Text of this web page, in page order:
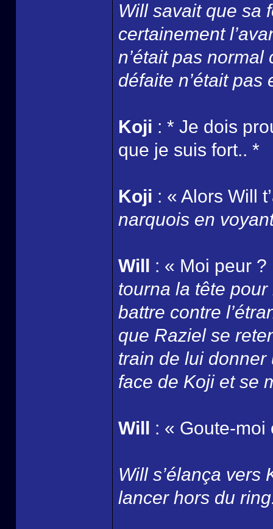
Will savait que sa
certainement
n’était pas
défaite n’était
Koji : * Je dois
que je suis fort.. *
Koji : « Alors Will
narquois en
Will : « Moi peur
tourna la tête
battre contre
que Raziel se
train de lui
face de Koji et se
Will : « Goute-moi
Will s’élança vers
lancer hors du